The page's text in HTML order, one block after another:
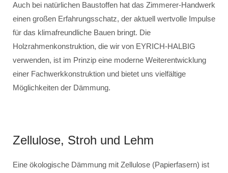
Auch bei natürlichen Baustoffen hat das Zimmerer-Handwerk
einen großen Erfahrungsschatz, der aktuell wertvolle Impulse
für das klimafreundliche Bauen bringt. Die
Holzrahmenkonstruktion, die wir von EYRICH-HALBIG
verwenden, ist im Prinzip eine moderne Weiterentwicklung
einer Fachwerkkonstruktion und bietet uns vielfältige
Möglichkeiten der Dämmung.
Zellulose, Stroh und Lehm
Eine ökologische Dämmung mit Zellulose (Papierfasern) ist